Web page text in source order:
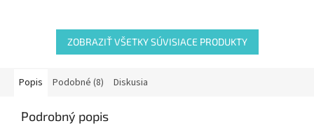
ZOBRAZIŤ VŠETKY SÚVISIACE PRODUKTY
Popis Podobné (8) Diskusia
Podrobný popis